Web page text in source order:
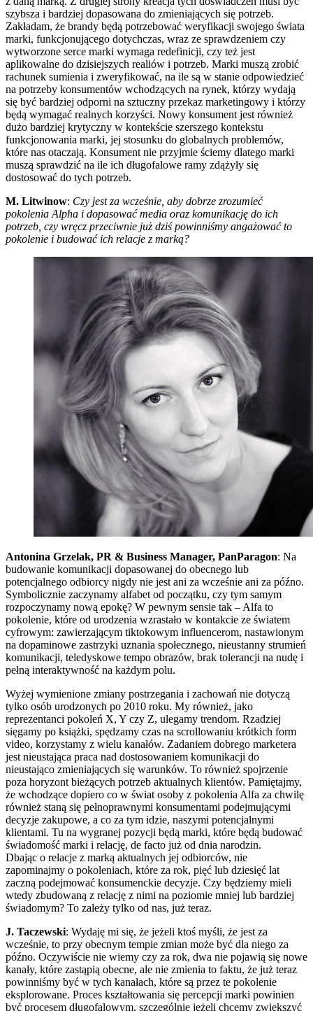
szybsza i bardziej dopasowana do zmieniających się potrzeb.
Zakładam, że brandy będą potrzebować weryfikacji swojego świata
marki, funkcjonującego dotychczas, wraz ze sprawdzeniem czy
wytworzone serce marki wymaga redefinicji, czy też jest
aplikowalne do dzisiejszych realiów i potrzeb. Marki muszą zrobić
rachunek sumienia i zweryfikować, na ile są w stanie odpowiedzieć
na potrzeby konsumentów wchodzących na rynek, którzy wydają
się być bardziej odporni na sztuczny przekaz marketingowy i którzy
będą wymagać realnych korzyści. Nowy konsument jest również
dużo bardziej krytyczny w kontekście szerszego kontekstu
funkcjonowania marki, jej stosunku do globalnych problemów,
które nas otaczają. Konsument nie przyjmie ściemy dlatego marki
muszą sprawdzić na ile ich długofalowe ramy zdążyły się
dostosować do tych potrzeb.
M. Litwinow: Czy jest za wcześnie, aby dobrze zrozumieć
pokolenia Alpha i dopasować media oraz komunikację do ich
potrzeb, czy wręcz przeciwnie już dziś powinniśmy angażować to
pokolenie i budować ich relacje z marką?
Antonina Grzelak, PR & Business Manager, PanParagon: Na
budowanie komunikacji dopasowanej do obecnego lub
potencjalnego odbiorcy nigdy nie jest ani za wcześnie ani za późno.
Symbolicznie zaczynamy alfabet od początku, czy tym samym
rozpoczynamy nową epokę? W pewnym sensie tak – Alfa to
pokolenie, które od urodzenia wzrastało w kontakcie ze światem
cyfrowym: zawierzającym tiktokowym influencerom, nastawionym
na dopaminowe zastrzyki uznania społecznego, nieustanny strumień
komunikacji, teledyskowe tempo obrazów, brak tolerancji na nudę i
pełną interaktywność na każdym polu.
Wyżej wymienione zmiany postrzegania i zachowań nie dotyczą
tylko osób urodzonych po 2010 roku. My również, jako
reprezentanci pokoleń X, Y czy Z, ulegamy trendom. Rzadziej
sięgamy po książki, spędzamy czas na scrollowaniu krótkich form
video, korzystamy z wielu kanałów. Zadaniem dobrego marketera
jest nieustająca praca nad dostosowaniem komunikacji do
nieustająco zmieniających się warunków. To również spojrzenie
poza horyzont bieżących potrzeb aktualnych klientów. Pamiętajmy,
że wchodzące dopiero co w świat osoby z pokolenia Alfa za chwilę
również staną się pełnoprawnymi konsumentami podejmującymi
decyzje zakupowe, a co za tym idzie, naszymi potencjalnymi
klientami. Tu na wygranej pozycji będą marki, które będą budować
świadomość marki i relację, de facto już od dnia narodzin.
Dbając o relacje z marką aktualnych jej odbiorców, nie
zapominajmy o pokoleniach, które za rok, pięć lub dziesięć lat
zaczną podejmować konsumenckie decyzje. Czy będziemy mieli
wtedy zbudowaną z relację z nimi na poziomie mniej lub bardziej
świadomym? To zależy tylko od nas, już teraz.
J. Taczewski: Wydaję mi się, że jeżeli ktoś myśli, że jest za
wcześnie, to przy obecnym tempie zmian może być dla niego za
późno. Oczywiście nie wiemy czy za rok, dwa nie pojawią się nowe
kanały, które zastąpią obecne, ale nie zmienia to faktu, że już teraz
powinniśmy być w tych kanałach, które są przez te pokolenie
eksplorowane. Proces kształtowania się percepcji marki powinien
być procesem długofalowym, szczególnie jeżeli chcemy zwiększyć